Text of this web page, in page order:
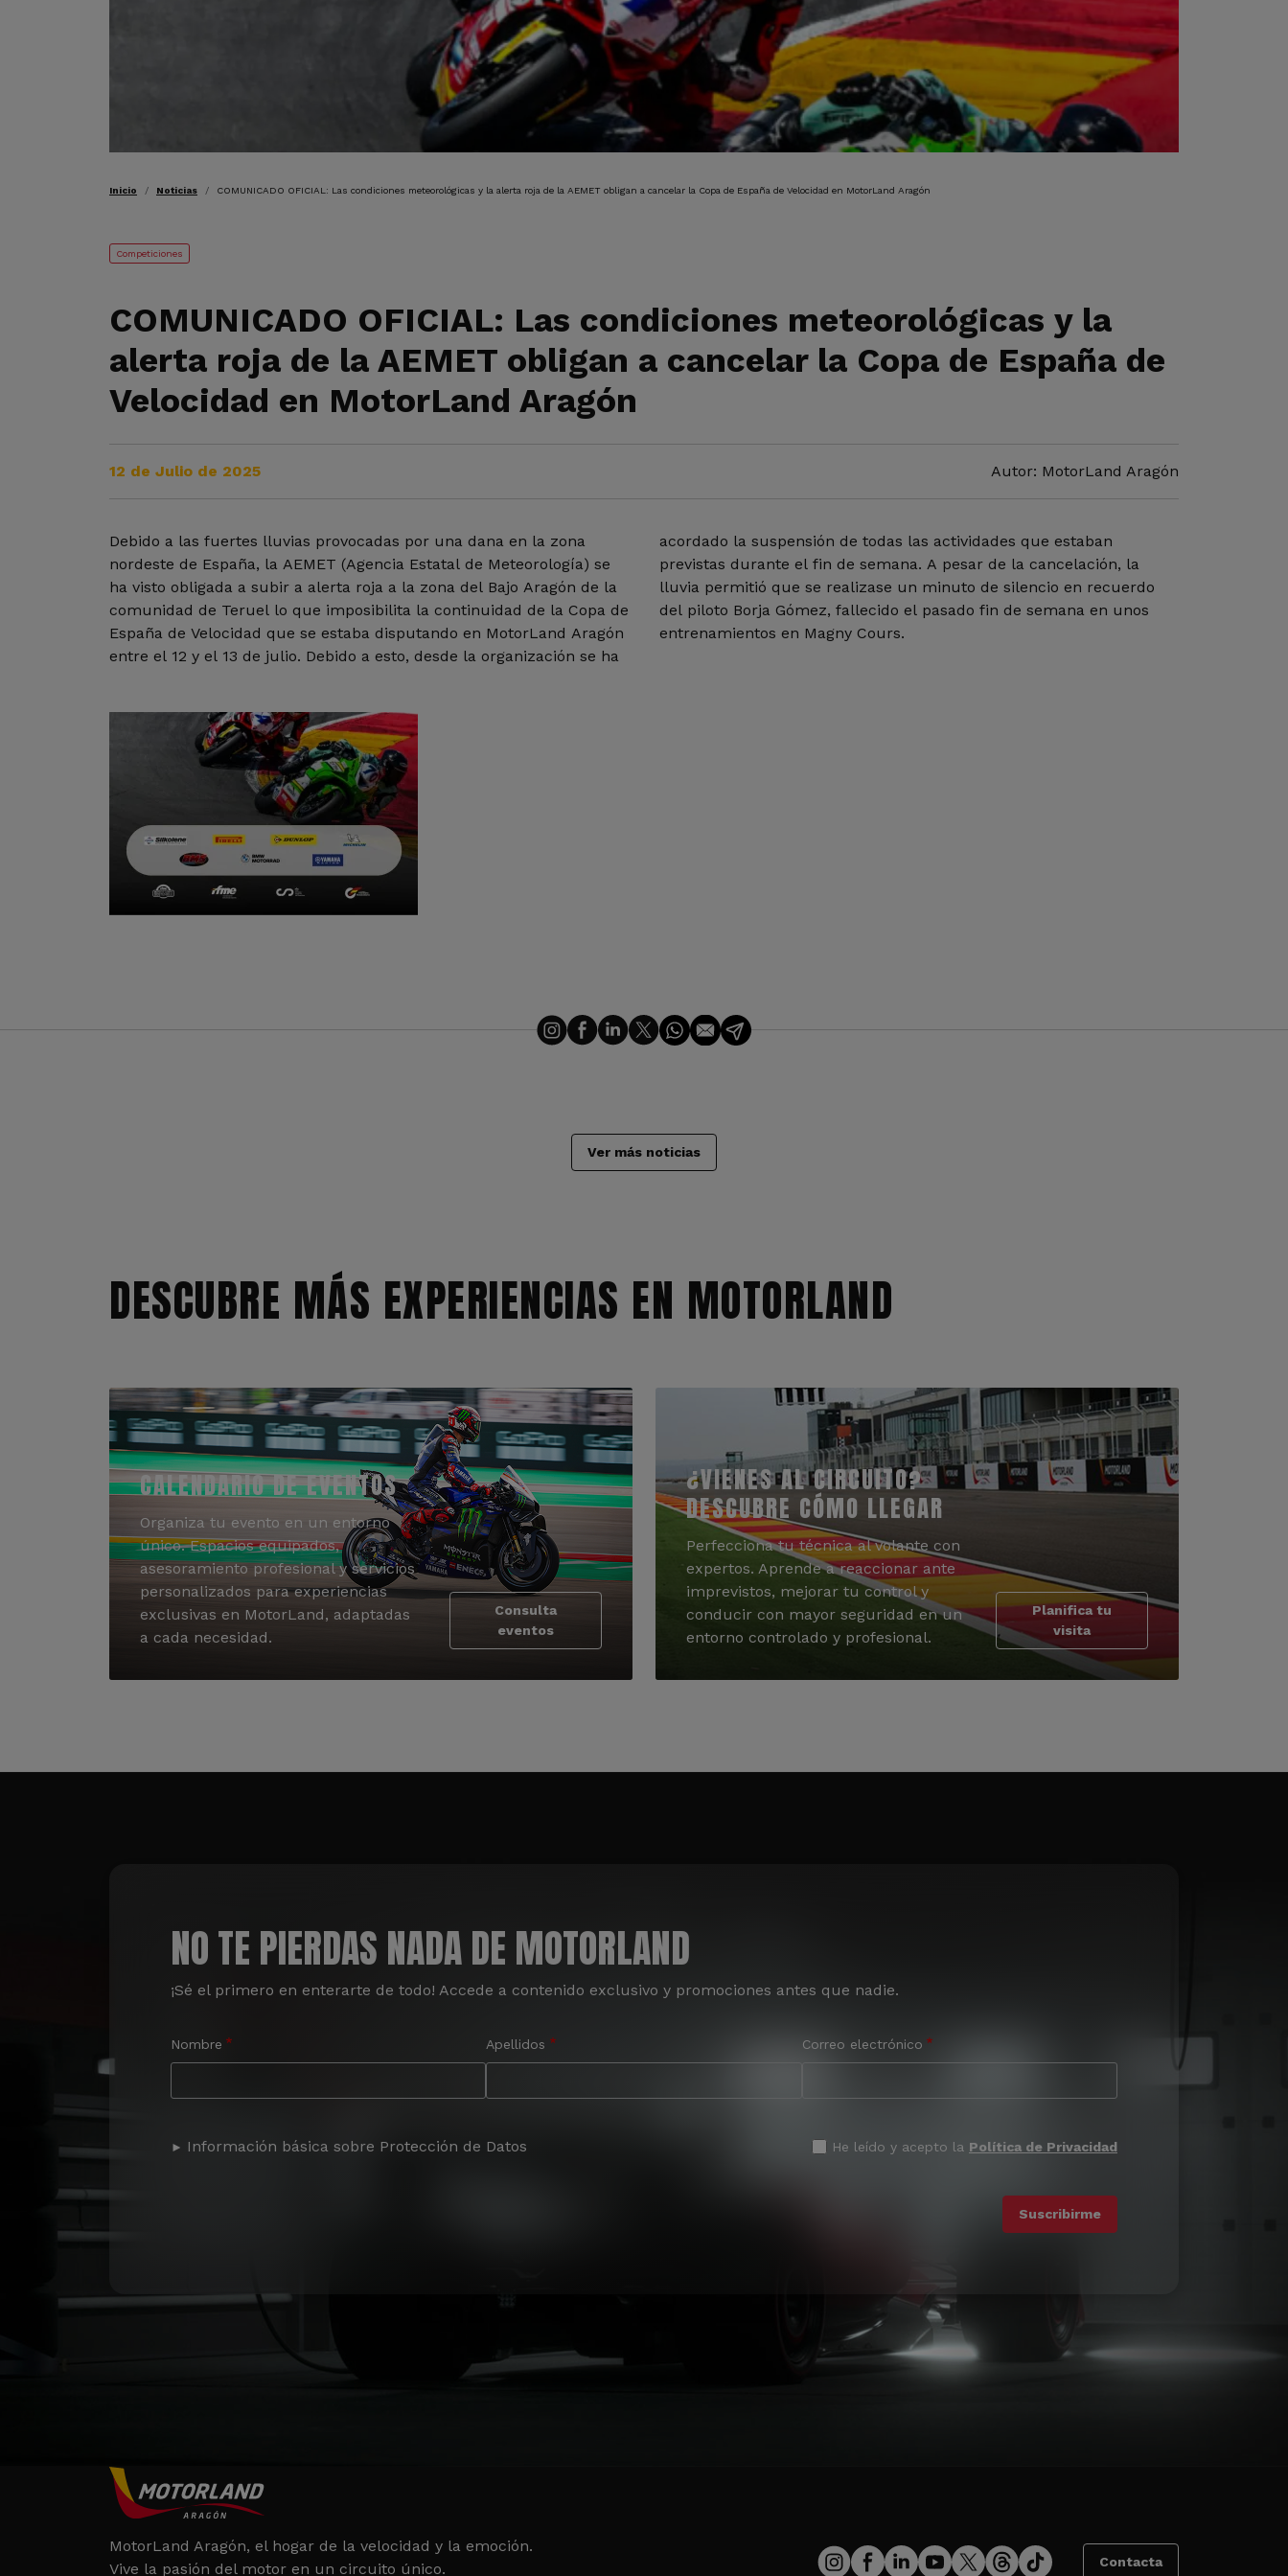
RUTA DE NAVEGACIÓN
Inicio Noticias COMUNICADO OFICIAL: Las condiciones meteorológicas y la alerta roja de la AEMET obligan a cancelar la Copa de España de Velocidad en MotorLand Aragón
Competiciones
COMUNICADO OFICIAL: Las condiciones meteorológicas y la
alerta roja de la AEMET obligan a cancelar la Copa de España de
Velocidad en MotorLand Aragón
12 de Julio de 2025 Autor: MotorLand Aragón
Debido a las fuertes lluvias provocadas por una dana en la zona
nordeste de España, la AEMET (Agencia Estatal de Meteorología) se
ha visto obligada a subir a alerta roja a la zona del Bajo Aragón de la
comunidad de Teruel lo que imposibilita la continuidad de la Copa de
España de Velocidad que se estaba disputando en MotorLand Aragón
entre el 12 y el 13 de julio. Debido a esto, desde la organización se ha
acordado la suspensión de todas las actividades que estaban
previstas durante el fin de semana. A pesar de la cancelación, la
lluvia permitió que se realizase un minuto de silencio en recuerdo
del piloto Borja Gómez, fallecido el pasado fin de semana en unos
entrenamientos en Magny Cours.
Ver más noticias
DESCUBRE MÁS EXPERIENCIAS EN MOTORLAND
CALENDARIO DE EVENTOS
Organiza tu evento en un entorno
único. Espacios equipados,
asesoramiento profesional y servicios
personalizados para experiencias
exclusivas en MotorLand, adaptadas
a cada necesidad.
Consulta
eventos
¿VIENES AL CIRCUITO?
DESCUBRE CÓMO LLEGAR
Perfecciona tu técnica al volante con
expertos. Aprende a reaccionar ante
imprevistos, mejorar tu control y
conducir con mayor seguridad en un
entorno controlado y profesional.
Planifica tu
visita
NO TE PIERDAS NADA DE MOTORLAND
¡Sé el primero en enterarte de todo! Accede a contenido exclusivo y promociones antes que nadie.
Nombre Apellidos Correo electrónico
Información básica sobre Protección de Datos He leído y acepto la Política de Privacidad
MotorLand Aragón, el hogar de la velocidad y la emoción.
Vive la pasión del motor en un circuito único.
Contacta